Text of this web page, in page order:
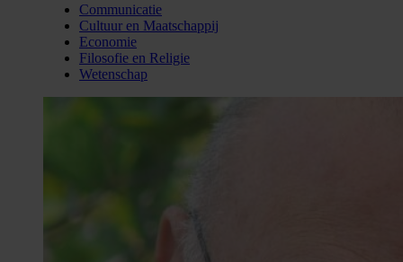
Communicatie
Cultuur en Maatschappij
Economie
Filosofie en Religie
Wetenschap